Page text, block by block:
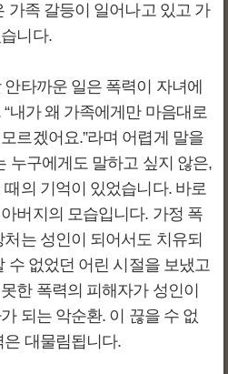
가족 갈등이 일어나고 있고 가
니다.
타까운 일은 폭력이 자녀에
내가 왜 가족에게만 마음대로
르겠어요.”라며 어렵게 말을
누구에게도 말하고 싶지 않은,
의 기억이 있었습니다. 바로
버지의 모습입니다. 가정 폭
는 성인이 되어서도 치유되
수 없었던 어린 시절을 보냈고
한 폭력의 피해자가 성인이
되는 악순환. 이 끊을 수 없
대물림됩니다.